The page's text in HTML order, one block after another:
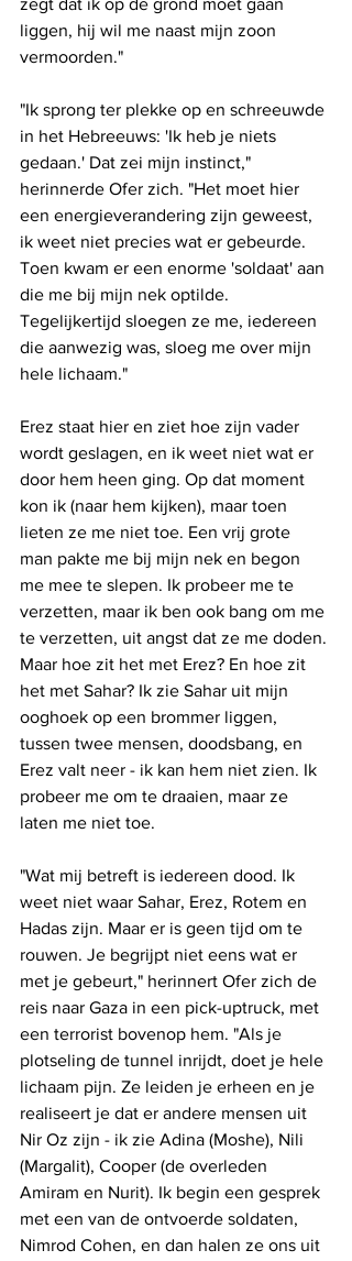
zegt dat ik op de grond moet gaan
liggen, hij wil me naast mijn zoon
vermoorden."
"Ik sprong ter plekke op en schreeuwde
in het Hebreeuws: 'Ik heb je niets
gedaan.' Dat zei mijn instinct,"
herinnerde Ofer zich. "Het moet hier
een energieverandering zijn geweest,
ik weet niet precies wat er gebeurde.
Toen kwam er een enorme 'soldaat' aan
die me bij mijn nek optilde.
Tegelijkertijd sloegen ze me, iedereen
die aanwezig was, sloeg me over mijn
hele lichaam."
Erez staat hier en ziet hoe zijn vader
wordt geslagen, en ik weet niet wat er
door hem heen ging. Op dat moment
kon ik (naar hem kijken), maar toen
lieten ze me niet toe. Een vrij grote
man pakte me bij mijn nek en begon
me mee te slepen. Ik probeer me te
verzetten, maar ik ben ook bang om me
te verzetten, uit angst dat ze me doden.
Maar hoe zit het met Erez? En hoe zit
het met Sahar? Ik zie Sahar uit mijn
ooghoek op een brommer liggen,
tussen twee mensen, doodsbang, en
Erez valt neer - ik kan hem niet zien. Ik
probeer me om te draaien, maar ze
laten me niet toe.
"Wat mij betreft is iedereen dood. Ik
weet niet waar Sahar, Erez, Rotem en
Hadas zijn. Maar er is geen tijd om te
rouwen. Je begrijpt niet eens wat er
met je gebeurt," herinnert Ofer zich de
reis naar Gaza in een pick-uptruck, met
een terrorist bovenop hem. "Als je
plotseling de tunnel inrijdt, doet je hele
lichaam pijn. Ze leiden je erheen en je
realiseert je dat er andere mensen uit
Nir Oz zijn - ik zie Adina (Moshe), Nili
(Margalit), Cooper (de overleden
Amiram en Nurit). Ik begin een gesprek
met een van de ontvoerde soldaten,
Nimrod Cohen, en dan halen ze ons uit